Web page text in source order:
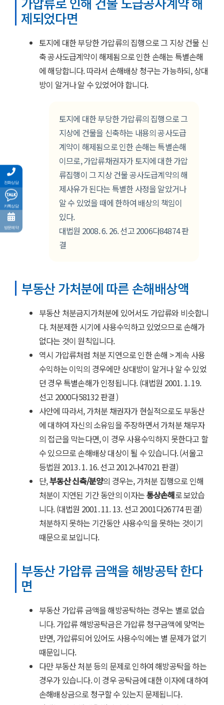
제되었다면
토지에 대한 부당한 가압류의 집행으로 그 지상 건물 신
축 공사도급계약이 해제됨으로 인한 손해는 특별손해
에 해당합니다. 따라서 손해배상 청구는 가능하되, 상대
방이 알거나 알 수 있었어야 합니다.
토지에 대한 부당한 가압류의 집행으로 그
지상에 건물을 신축하는 내용의 공사도급
계약이 해제됨으로 인한 손해는 특별손해
이므로, 가압류채권자가 토지에 대한 가압
류집행이 그 지상 건물 공사도급계약의 해
제사유가 된다는 특별한 사정을 알았거나
알 수 있었을 때에 한하여 배상의 책임이
있다.
대법원 2008. 6. 26. 선고 2006다84874 판
결
부동산 가처분에 따른 손해배상액
부동산 처분금지가처분에 있어서도 가압류와 비슷합니
다. 처분제한 시기에 사용수익하고 있었으므로 손해가
없다는 것이 원칙입니다.
역시 가압류처럼 처분 지연으로 인한 손해 > 계속 사용
수익하는 이익의 경우에만 상대방이 알거나 알 수 있었
던 경우 특별손해가 인정됩니다. (대법원 2001. 1. 19.
선고 2000다58132 판결 )
사안에 따라서, 가처분 채권자가 현실적으로도 부동산
에 대하여 자신의 소유임을 주장하면서 가처분 채무자
의 접근을 막는다면, 이 경우 사용수익하지 못한다고 할
수 있으므로 손해배상 대상이 될 수 있습니다. (서울고
등법원 2013. 1. 16. 선고 2012나47021 판결)
단,부동산 신축/분양의 경우는, 가처분 집행으로 인해
처분이 지연된 기간 동안의 이자는통상손해로 보았습
니다. (대법원 2001. 11. 13. 선고 2001다26774 핀결)
처분하지 못하는 기간동안 사용수익을 못하는 것이기
때문으로 보입니다.
부동산 가압류 금액을 해방공탁 한다
면
부동산 가압류 금액을 해방공탁하는 경우는 별로 없습
니다. 가압류 해방공탁금은 가압류 청구금액에 맞먹는
반면, 가압류되어 있어도 사용수익에는 별 문제가 없기
때문입니다.
다만 부동산 처분 등의 문제로 인하여 해방공탁을 하는
경우가 있습니다. 이 경우 공탁금에 대한 이자에 대하여
손해배상금으로 청구할 수 있는지 문제됩니다.
전화상담
카톡상담
방문예약